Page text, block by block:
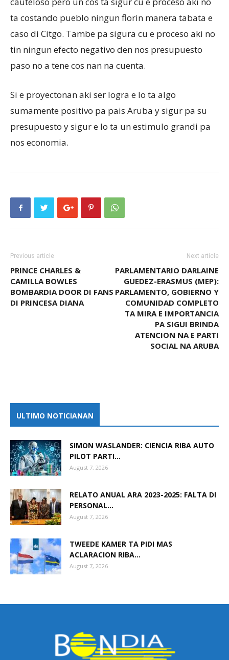
ta costando pueblo ningun florin manera tabata e
caso di Citgo. Tambe pa sigura cu e proceso aki no
tin ningun efecto negativo den nos presupuesto
paso no a tene cos nan na cuenta.
Si e proyectonan aki ser logra e lo ta algo
sumamente positivo pa pais Aruba y sigur pa su
presupuesto y sigur e lo ta un estimulo grandi pa
nos economia.
Previous article
PRINCE CHARLES &
CAMILLA BOWLES
BOMBARDIA DOOR DI FANS
DI PRINCESA DIANA
Next article
PARLAMENTARIO DARLAINE
GUEDEZ-ERASMUS (MEP):
PARLAMENTO, GOBIERNO Y
COMUNIDAD COMPLETO
TA MIRA E IMPORTANCIA
PA SIGUI BRINDA
ATENCION NA E PARTI
SOCIAL NA ARUBA
ULTIMO NOTICIANAN
SIMON WASLANDER: CIENCIA RIBA AUTO
PILOT PARTI...
August 7, 2026
RELATO ANUAL ARA 2023-2025: FALTA DI
PERSONAL...
August 7, 2026
TWEEDE KAMER TA PIDI MAS
ACLARACION RIBA...
August 7, 2026